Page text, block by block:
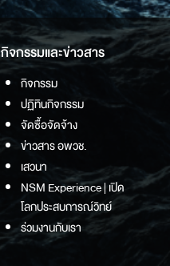
กิจกรรมและข่าวสาร
กิจกรรม
ปฏิทินกิจกรรม
จัดซื้อจัดจ้าง
ข่าวสาร อพวช.
เสวนา
NSM Experience | เปิด
โลกประสบการณ์วิทย์
ร่วมงานกับเรา